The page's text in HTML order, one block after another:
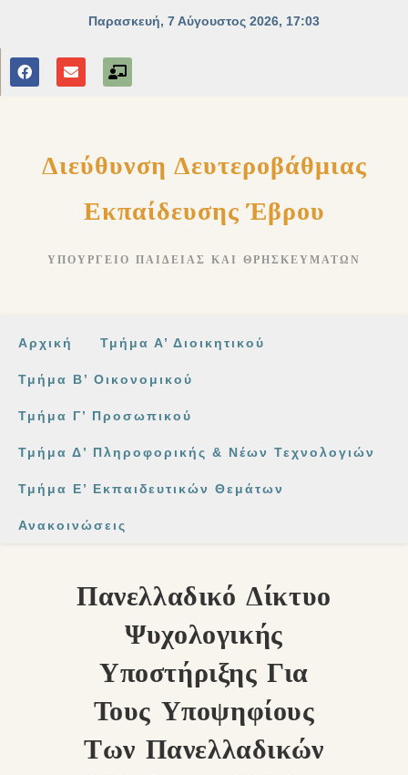
Διεύθυνση Δευτεροβάθμιας
Εκπαίδευσης Έβρου
ΥΠΟΥΡΓΕΊΟ ΠΑΙΔΕΊΑΣ ΚΑΙ ΘΡΗΣΚΕΥΜΆΤΩΝ
Αρχική Τμήμα Α’ Διοικητικού
Τμήμα Β’ Οικονομικού
Τμήμα Γ’ Προσωπικού
Τμήμα Δ’ Πληροφορικής & Νέων Τεχνολογιών
Τμήμα Ε’ Εκπαιδευτικών Θεμάτων
Ανακοινώσεις
Πανελλαδικό Δίκτυο
Ψυχολογικής
Υποστήριξης Για
Τους Υποψηφίους
Των Πανελλαδικών